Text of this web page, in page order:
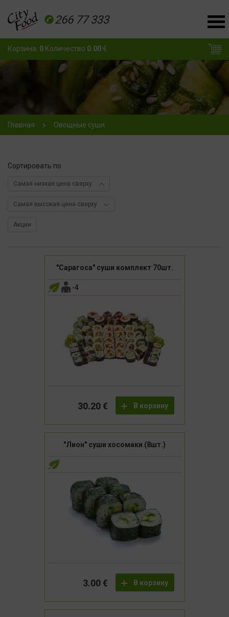
266 77 333
Корзина: 0 Количество 0.00€
Главная Овощные суши
Сортировать по
Самая низкая цена сверху
Самая высокая цена сверху
Акции
"Сарагоса" суши комплект 70шт.
-4
В корзину
30.20 €
"Лион" суши хосомаки (8шт.)
В корзину
3.00 €